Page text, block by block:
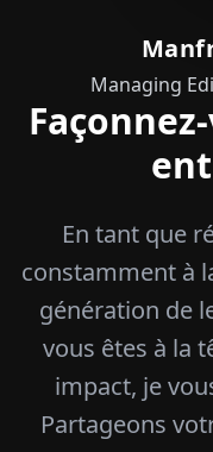
Managing
En tant que
constamment à
génération de
vous êtes à la
impact, je
Partageons